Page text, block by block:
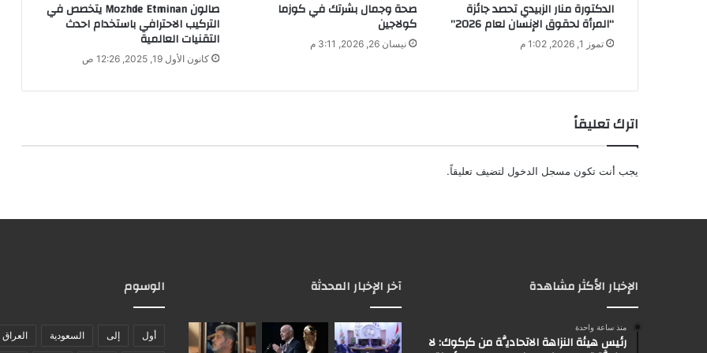
ي
الدكتورة منار الزبيدي تحصد جائزة
“المرأة لحقوق الإنسان لعام 2026”
تموز 1, 2026, 1:02 م
صحة وجمال بشرتك في كوزما
كولاجين
نيسان 26, 2026, 3:11 م
صالون Mozhde Etminan يتخصص في
التركيب الاحترافي باستخدام احدث
التقنيات العالمية
كانون الأول 19, 2025, 12:26 ص
اترك تعليقاً
يجب أنت تكون مسجل الدخول لتضيف تعليقاً.
الإخبار الأكثر مشاهدة
منذ ساعة واحدة
رئيس هيئة النزاهة الاتحاديَّة من كركوك: لا
آخر الإخبار المحدثة الوسوم
أول إلى السعودية العراق